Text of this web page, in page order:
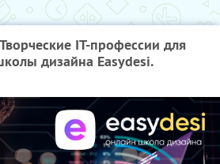
IT-профессии для
дизайна Easydesi.